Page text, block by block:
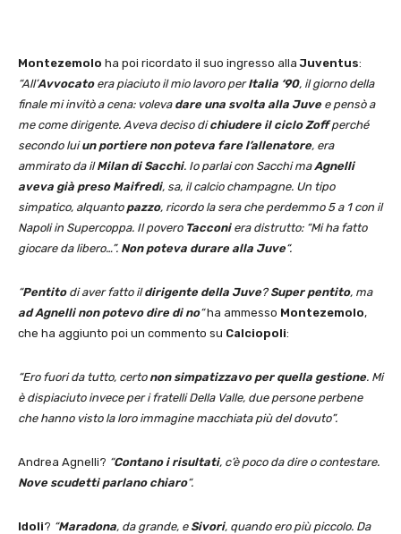
Montezemolo ha poi ricordato il suo ingresso allaJuventus:
“All’Avvocatoera piaciuto il mio lavoro perItalia ‘90, il giorno della
finale mi invitò a cena: voleva dare una svolta alla Juve e pensò a
me come dirigente. Aveva deciso dichiudere il ciclo Zoffperché
secondo luiun portiere non poteva fare l’allenatore, era
ammirato da ilMilan di Sacchi. Io parlai con Sacchi ma Agnelli
aveva già preso Maifredi, sa, il calcio champagne. Un tipo
simpatico, alquanto pazzo, ricordo la sera che perdemmo 5 a 1 con il
Napoli in Supercoppa. Il povero Tacconiera distrutto: “Mi ha fatto
giocare da libero…”. Non poteva durare alla Juve“.
“Pentitodi aver fatto ildirigente della Juve?Super pentito, ma
ad Agnelli non potevo dire di no“ha ammesso Montezemolo,
che ha aggiunto poi un commento su Calciopoli:
“Ero fuori da tutto, certo non simpatizzavo per quella gestione. Mi
è dispiaciuto invece per i fratelli Della Valle, due persone perbene
che hanno visto la loro immagine macchiata più del dovuto”.
Andrea Agnelli? “Contano i risultati, c’è poco da dire o contestare.
Nove scudetti parlano chiaro“.
Idoli? “Maradona, da grande, e Sivori, quando ero più piccolo. Da